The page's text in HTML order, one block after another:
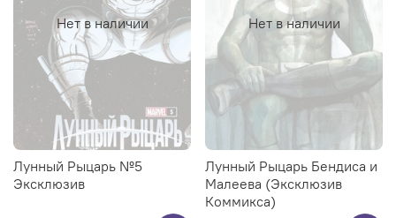
Нет в наличии
Лунный Рыцарь №5
Эксклюзив
Нет в наличии
Лунный Рыцарь Бендиса и
Малеева (Эксклюзив
Коммикса)